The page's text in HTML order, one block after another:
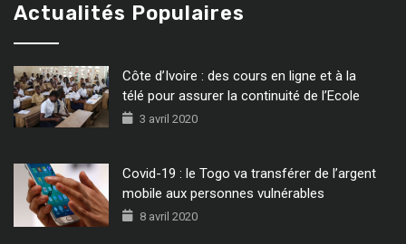
Actualités Populaires
Côte d’Ivoire : des cours en ligne et à la
télé pour assurer la continuité de l’Ecole
3 avril 2020
Covid-19 : le Togo va transférer de l’argent
mobile aux personnes vulnérables
8 avril 2020